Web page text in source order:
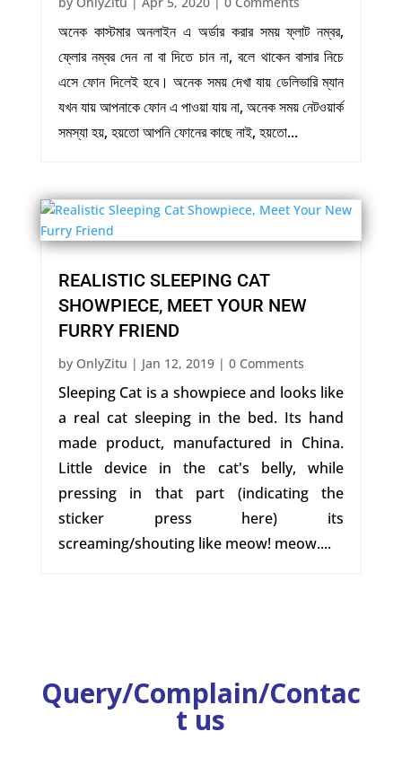
অনেক কাস্টমার অনলাইন এ অর্ডার করার সময় ফ্লাট নম্বর,
ফ্লোর নম্বর দেন না বা দিতে চান না, বলে থাকেন বাসার নিচে
এসে ফোন দিলেই হবে। অনেক সময় দেখা যায় ডেলিভারি ম্যান
যখন যায় আপনাকে ফোন এ পাওয়া যায় না, অনেক সময় নেটওয়ার্ক
সমস্যা হয়, হয়তো আপনি ফোনের কাছে নাই, হয়তো...
REALISTIC SLEEPING CAT
SHOWPIECE, MEET YOUR NEW
FURRY FRIEND
by OnlyZitu | Jan 12, 2019| 0 Comments
Sleeping Cat is a showpiece and looks like
a real cat sleeping in the bed. Its hand
made product, manufactured in China.
Little device in the cat's belly, while
pressing in that part (indicating the
sticker press here) its
screaming/shouting like meow! meow....
Query/Complain/Contac
t us